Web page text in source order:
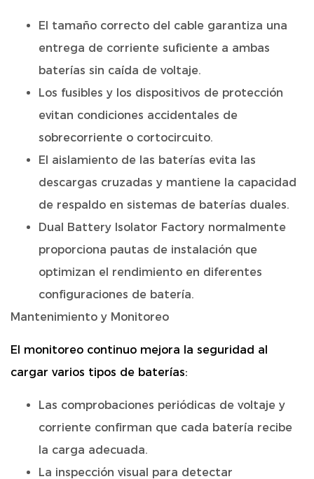
El tamaño correcto del cable garantiza una
entrega de corriente suficiente a ambas
baterías sin caída de voltaje.
Los fusibles y los dispositivos de protección
evitan condiciones accidentales de
sobrecorriente o cortocircuito.
El aislamiento de las baterías evita las
descargas cruzadas y mantiene la capacidad
de respaldo en sistemas de baterías duales.
Dual Battery Isolator Factory normalmente
proporciona pautas de instalación que
optimizan el rendimiento en diferentes
configuraciones de batería.
Mantenimiento y Monitoreo
El monitoreo continuo mejora la seguridad al
cargar varios tipos de baterías:
Las comprobaciones periódicas de voltaje y
corriente confirman que cada batería recibe
la carga adecuada.
La inspección visual para detectar